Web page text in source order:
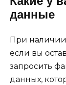
данные
При наличии
если вы
запросить
данных,